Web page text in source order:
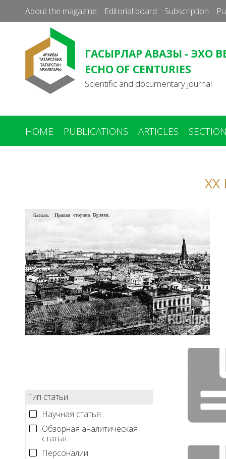
About the magazine Editorial board Subscription
ГАСЫРЛАР АВАЗЫ - ЭХО
ECHO OF CENTURIES
Scientific and documentary journal
HOME PUBLICATIONS ARTICLES
Тип статьи
Научная статья
Обзорная аналитическая
статья
Персоналии